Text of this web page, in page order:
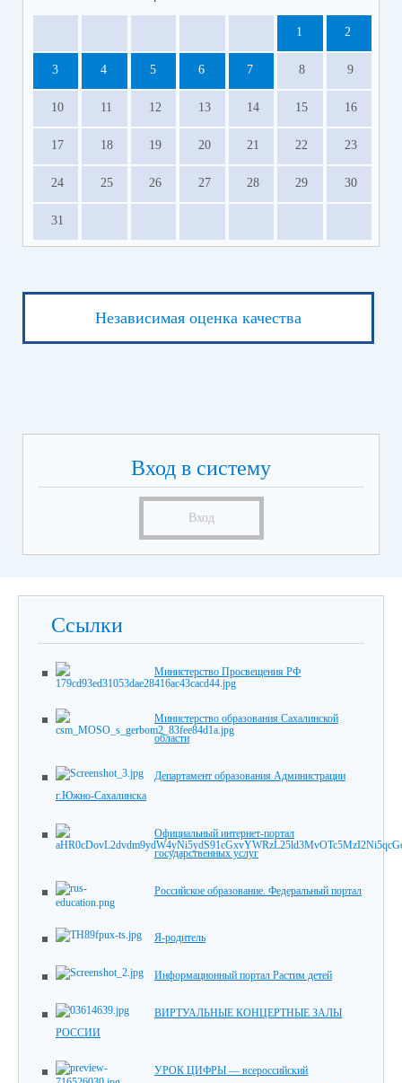
1 2
3 4 5 6 7 8 9
10 11 12 13 14 15 16
17 18 19 20 21 22 23
24 25 26 27 28 29 30
31
Независимая оценка качества
Вход в систему
Вход
Ссылки
Министерство Просвещения РФ
Министерство образования Сахалинской
области
Департамент образования Администрации
г.Южно-Сахалинска
Официальный интернет-портал
государственных услуг
Российское образование. Федеральный портал
Я-родитель
Информационный портал Растим детей
ВИРТУАЛЬНЫЕ КОНЦЕРТНЫЕ ЗАЛЫ
РОССИИ
УРОК ЦИФРЫ — всероссийский